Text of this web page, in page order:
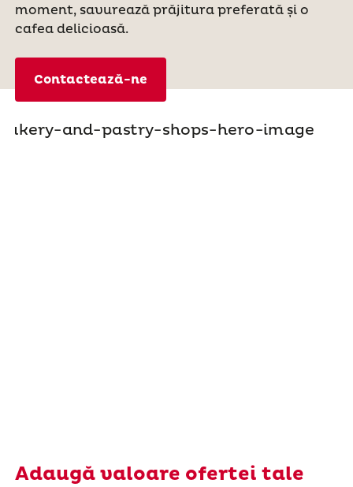
moment, savurează prăjitura preferată și o
cafea delicioasă.
Contactează-ne
Adaugă valoare ofertei tale